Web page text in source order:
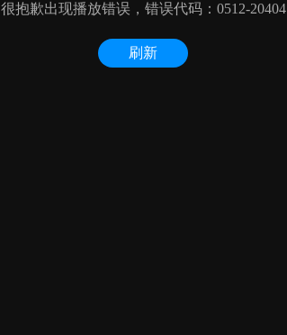
很抱歉出现播放错误，错误代码：0512-20404
刷新